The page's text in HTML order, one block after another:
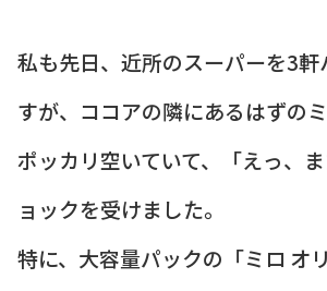
私も先日、近所のスーパーを3軒
すが、ココアの隣にあるはずの
ポッカリ空いていて、「えっ、
ョックを受けました。
特に、大容量パックの「ミロ オ